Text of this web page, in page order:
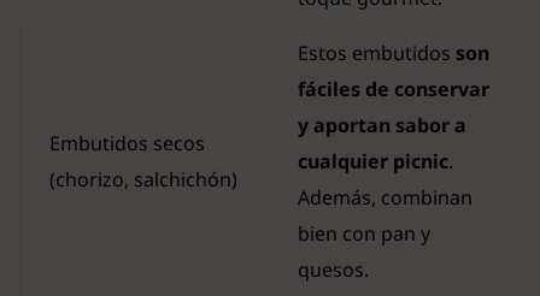
Embutidos secos
(chorizo, salchichón)
Estos embutidos son
fáciles de conservar
y aportan sabor a
cualquier picnic.
Además, combinan
bien con pan y
quesos.